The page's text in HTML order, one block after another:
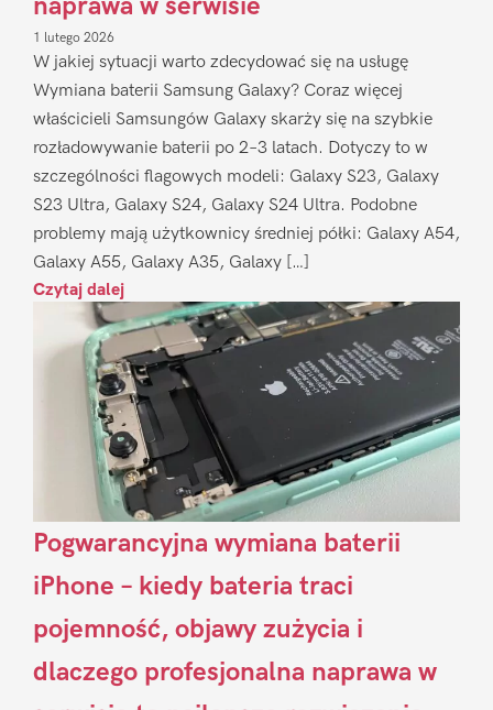
naprawa w serwisie
1 lutego 2026
W jakiej sytuacji warto zdecydować się na usługę
Wymiana baterii Samsung Galaxy? Coraz więcej
właścicieli Samsungów Galaxy skarży się na szybkie
rozładowywanie baterii po 2–3 latach. Dotyczy to w
szczególności flagowych modeli: Galaxy S23, Galaxy
S23 Ultra, Galaxy S24, Galaxy S24 Ultra. Podobne
problemy mają użytkownicy średniej półki: Galaxy A54,
Galaxy A55, Galaxy A35, Galaxy […]
Czytaj dalej
Pogwarancyjna wymiana baterii
iPhone – kiedy bateria traci
pojemność, objawy zużycia i
dlaczego profesjonalna naprawa w